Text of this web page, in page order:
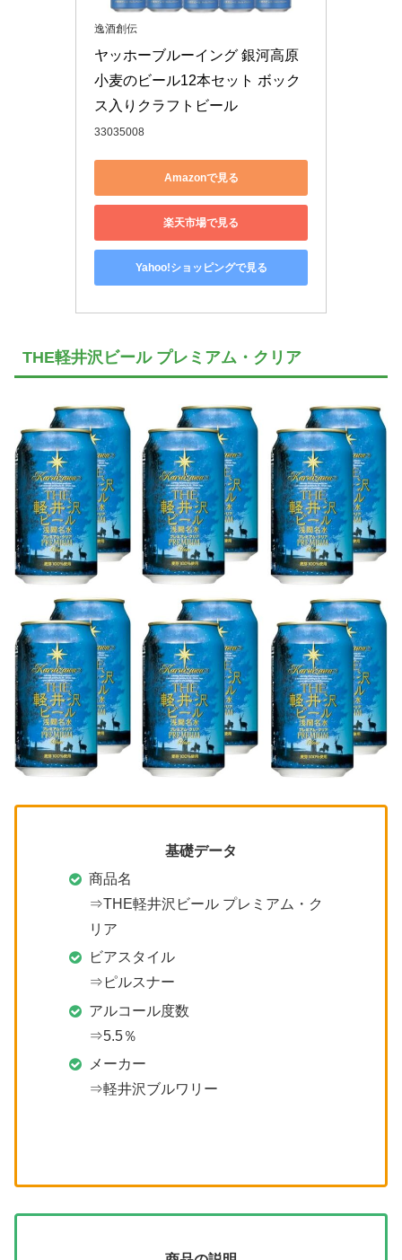
逸酒創伝
ヤッホーブルーイング 銀河高原
小麦のビール12本セット ボック
ス入りクラフトビール
33035008
Amazonで見る
楽天市場で見る
Yahoo!ショッピングで見る
THE軽井沢ビール プレミアム・クリア
基礎データ
商品名
⇒THE軽井沢ビール プレミアム・ク
リア
ビアスタイル
⇒ピルスナー
アルコール度数
⇒5.5％
メーカー
⇒軽井沢ブルワリー